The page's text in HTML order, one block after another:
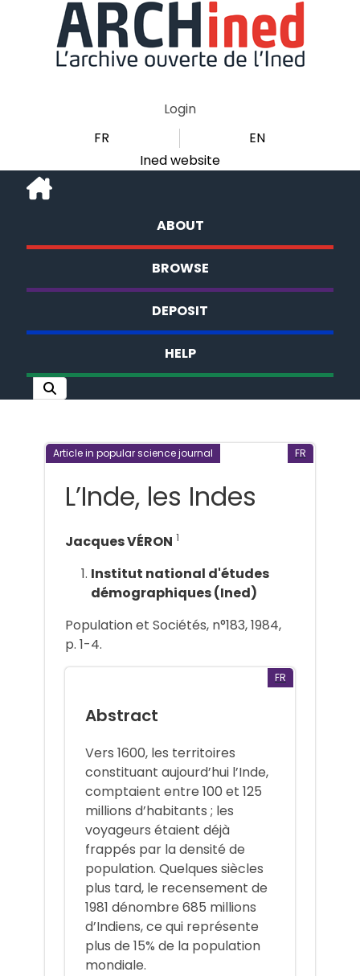
Login
FR
EN
Ined website
ABOUT
BROWSE
DEPOSIT
HELP
Article in popular science journal FR
L’Inde, les Indes
Jacques VÉRON 1
Institut national d'études
démographiques (Ined)
Population et Sociétés, n°183, 1984,
p. 1-4.
FR
Abstract
Vers 1600, les territoires
constituant aujourd’hui l’Inde,
comptaient entre 100 et 125
millions d’habitants ; les
voyageurs étaient déjà
frappés par la densité de
population. Quelques siècles
plus tard, le recensement de
1981 dénombre 685 millions
d’Indiens, ce qui représente
plus de 15% de la population
mondiale.